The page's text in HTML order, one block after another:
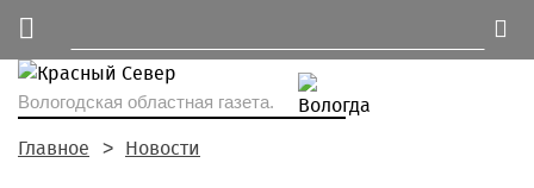
Вологодская областная газета.
Главное Новости